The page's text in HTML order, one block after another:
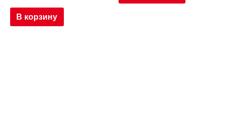
В корзину